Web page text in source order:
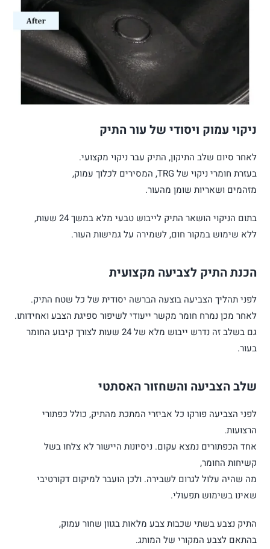
ניקוי עמוק ויסודי של עור התיק
לאחר סיום שלב התיקון, התיק עבר ניקוי מקצועי.
בעזרת חומרי ניקוי של TRG, המסירים לכלוך עמוק,
מזהמים ושאריות שומן מהעור.
בתום הניקוי הושאר התיק לייבוש טבעי מלא במשך 24 שעות,
ללא שימוש במקור חום, לשמירה על גמישות העור.
הכנת התיק לצביעה מקצועית
לפני תהליך הצביעה בוצעה הברשה יסודית של כל שטח התיק.
לאחר מכן נמרח חומר מקשר ייעודי לשיפור ספיגת הצבע ואחידותו.
גם בשלב זה נדרש ייבוש מלא של 24 שעות לצורך קיבוע החומר
בעור.
שלב הצביעה והשחזור האסתטי
לפני הצביעה פורקו כל אביזרי המתכת מהתיק, כולל כפתורי
הרצועות.
אחד הכפתורים נמצא עקום. ניסיונות היישור לא צלחו בשל
קשיחות החומר,
מה שהיה עלול לגרום לשבירה. ולכן הועבר למיקום דקורטיבי
שאינו בשימוש תפעולי.
התיק נצבע בשתי שכבות צבע מלאות בגוון שחור עמוק,
בהתאם לצבע המקורי של המותג.